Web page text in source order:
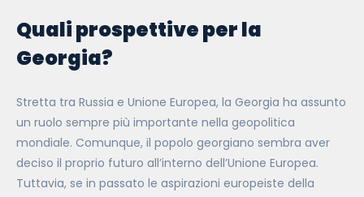
Quali prospettive per la
Georgia?
Stretta tra Russia e Unione Europea, la Georgia ha assunto
un ruolo sempre più importante nella geopolitica
mondiale. Comunque, il popolo georgiano sembra aver
deciso il proprio futuro all’interno dell’Unione Europea.
Tuttavia, se in passato le aspirazioni europeiste della